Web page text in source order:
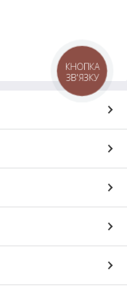
КНОПКА
ЗВ'ЯЗКУ